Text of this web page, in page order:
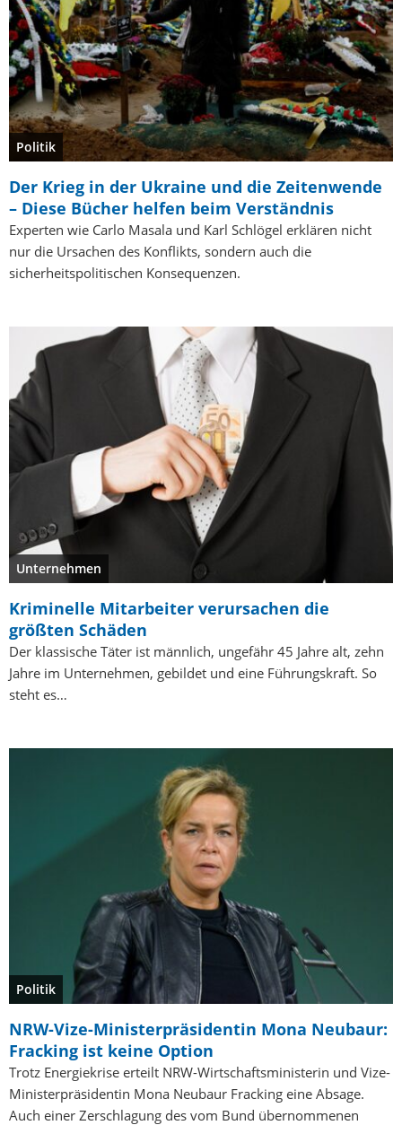
Politik
Der Krieg in der Ukraine und die Zeitenwende
– Diese Bücher helfen beim Verständnis
Experten wie Carlo Masala und Karl Schlögel erklären nicht
nur die Ursachen des Konflikts, sondern auch die
sicherheitspolitischen Konsequenzen.
Unternehmen
Kriminelle Mitarbeiter verursachen die
größten Schäden
Der klassische Täter ist männlich, ungefähr 45 Jahre alt, zehn
Jahre im Unternehmen, gebildet und eine Führungskraft. So
steht es…
Politik
NRW-Vize-Ministerpräsidentin Mona Neubaur:
Fracking ist keine Option
Trotz Energiekrise erteilt NRW-Wirtschaftsministerin und Vize-
Ministerpräsidentin Mona Neubaur Fracking eine Absage.
Auch einer Zerschlagung des vom Bund übernommenen